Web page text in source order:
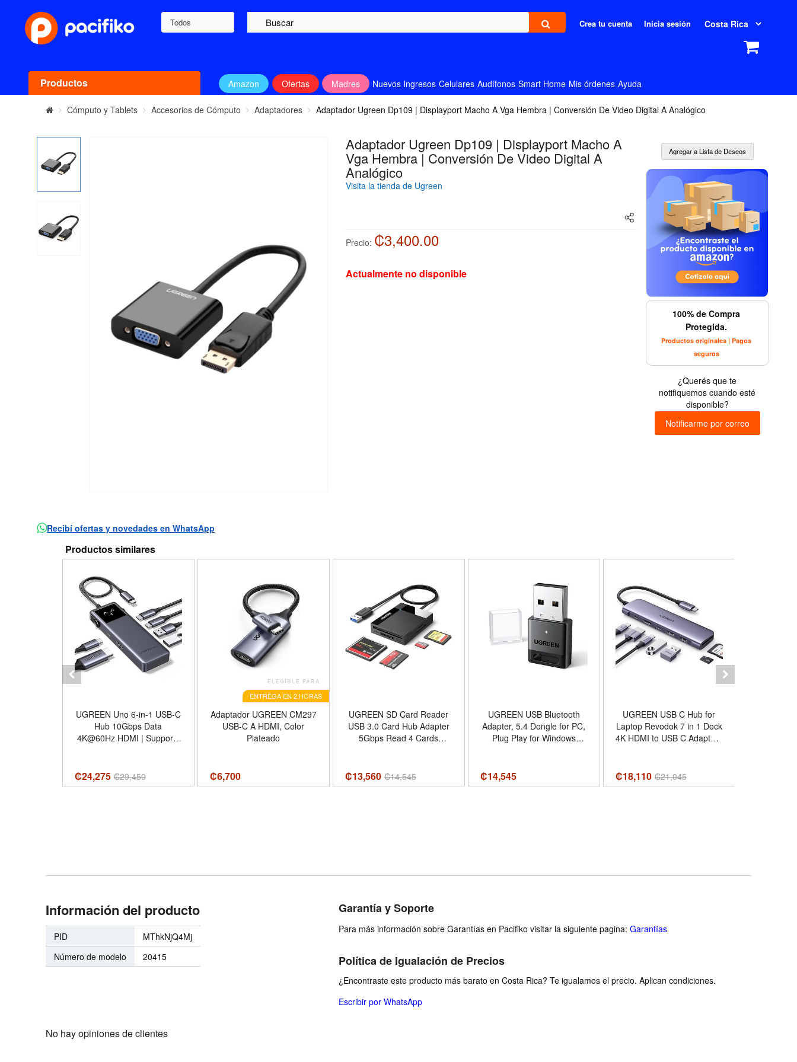
Todos Crea tu cuenta Inicia sesión
Productos Amazon Ofertas Madres Nuevos Ingresos Celulares Audífonos Smart Home Mis órdenes Ayuda
Cómputo y Tablets Accesorios de Cómputo Adaptadores Adaptador Ugreen Dp109 | Displayport Macho A Vga Hembra | Conversión De Video Digital A Analógico
Adaptador Ugreen Dp109 | Displayport Macho A
Vga Hembra | Conversión De Video Digital A
Analógico
Visita la tienda de Ugreen
Precio: ₡3,400.00
Actualmente no disponible
100% de Compra
Protegida.
Productos originales | Pagos
seguros
¿Querés que te
notifiquemos cuando esté
disponible?
Notificarme por correo
Recibí ofertas y novedades en WhatsApp
Productos similares
UGREEN Uno 6-in-1 USB-C
Hub 10Gbps Data
4K@60Hz HDMI | Supports
Thinkpad; ultra-fast data
transfer
₡24,275 ₡29,450
ELEGIBLE PARA
ENTREGA EN 2 HORAS
Adaptador UGREEN CM297
USB-C A HDMI, Color
Plateado
₡6,700
UGREEN SD Card Reader
USB 3.0 Card Hub Adapter
5Gbps Read 4 Cards
Micro SDXC, Micro SD,
Micro SDHC, MS, UHS-I
₡13,560 ₡14,545
UGREEN USB Bluetooth
Adapter, 5.4 Dongle for PC,
Plug Play for Windows
Keyboard/Mouse/Headphone/Speakers/Printer
₡14,545
UGREEN USB C Hub for
Laptop Revodok 7 in 1 Dock
4K HDMI to USB C Adapter |
SD/TF Card Reader for
MacBook Neo/Pro/Air, iPad
₡18,110 ₡21,045
Información del producto
PID
MThkNjQ4Mj
Número de modelo
20415
Garantía y Soporte
Para más información sobre Garantías en Pacifiko visitar la siguiente pagina: Garantías
Política de Igualación de Precios
¿Encontraste este producto más barato en Costa Rica? Te igualamos el precio. Aplican condiciones.
Escribir por WhatsApp
No hay opiniones de clientes